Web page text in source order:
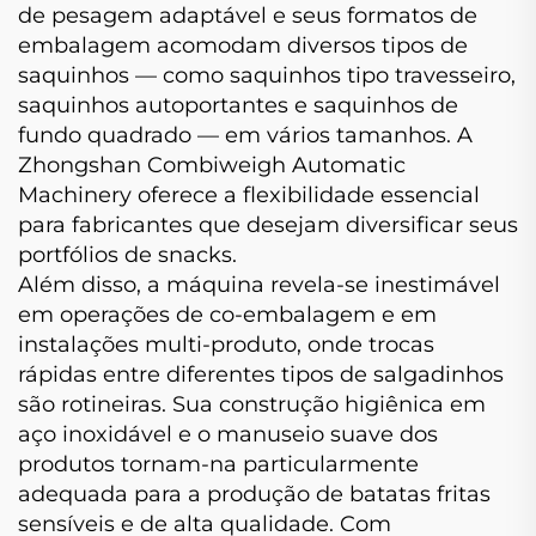
de pesagem adaptável e seus formatos de
embalagem acomodam diversos tipos de
saquinhos — como saquinhos tipo travesseiro,
saquinhos autoportantes e saquinhos de
fundo quadrado — em vários tamanhos. A
Zhongshan Combiweigh Automatic
Machinery oferece a flexibilidade essencial
para fabricantes que desejam diversificar seus
portfólios de snacks.
Além disso, a máquina revela-se inestimável
em operações de co-embalagem e em
instalações multi-produto, onde trocas
rápidas entre diferentes tipos de salgadinhos
são rotineiras. Sua construção higiênica em
aço inoxidável e o manuseio suave dos
produtos tornam-na particularmente
adequada para a produção de batatas fritas
sensíveis e de alta qualidade. Com